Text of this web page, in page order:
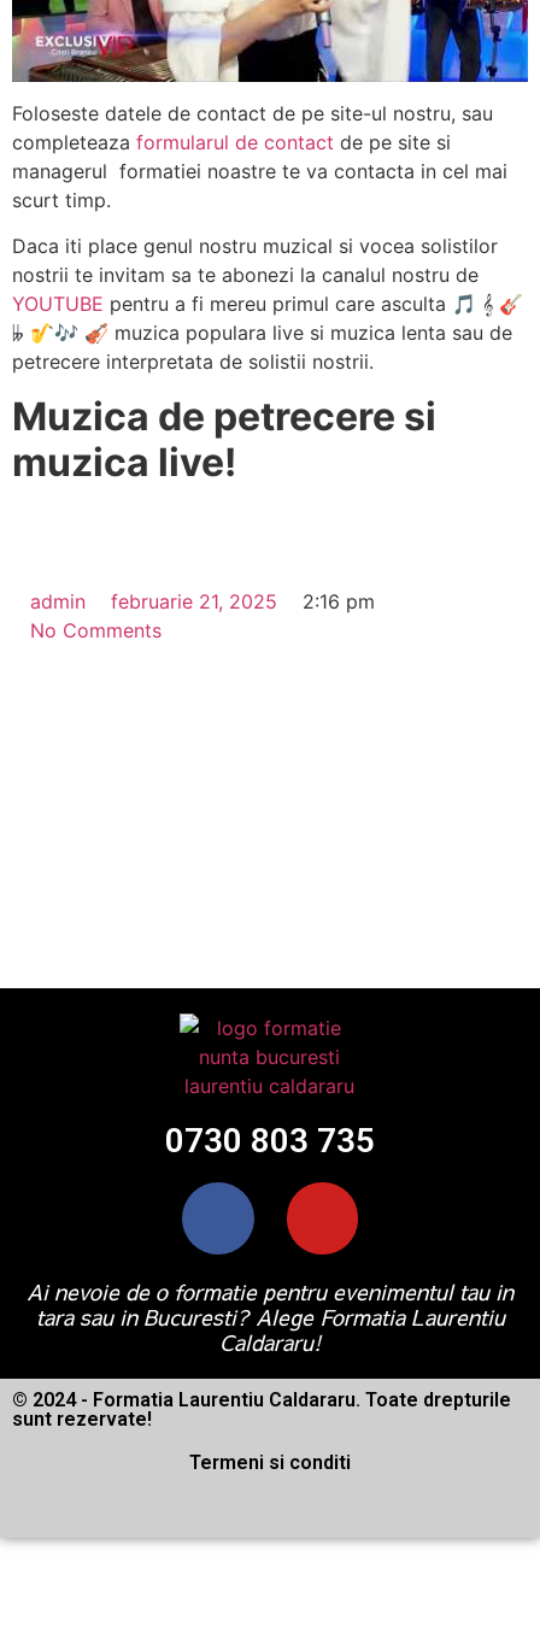
Foloseste datele de contact de pe site-ul nostru, sau
completeaza formularul de contact de pe site si
managerul formatiei noastre te va contacta in cel mai
scurt timp.
Daca iti place genul nostru muzical si vocea solistilor
nostrii te invitam sa te abonezi la canalul nostru de
YOUTUBE pentru a fi mereu primul care asculta 🎵 𝄞 🎸
𝄫 🎷🎶 🎻 muzica populara live si muzica lenta sau de
petrecere interpretata de solistii nostrii.
Muzica de petrecere si
muzica live!
admin februarie 21, 2025
2:16 pm
No Comments
0730 803 735
Ai nevoie de o formatie pentru evenimentul tau in
tara sau in Bucuresti? Alege Formatia Laurentiu
Caldararu!
© 2024 - Formatia Laurentiu Caldararu. Toate drepturile
sunt rezervate!
Termeni si conditi